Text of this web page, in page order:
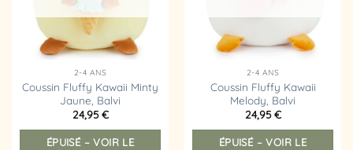
2-4 ANS
Coussin Fluffy Kawaii Minty
Jaune, Balvi
24,95€
ÉPUISÉ – VOIR LE
2-4 ANS
Coussin Fluffy Kawaii
Melody, Balvi
24,95€
ÉPUISÉ – VOIR LE